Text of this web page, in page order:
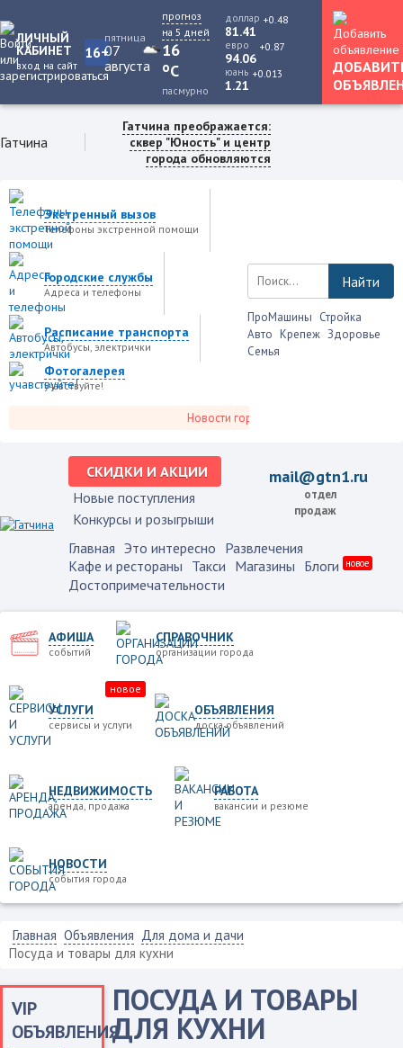
ЛИЧНЫЙ
КАБИНЕТ
вход на сайт
16+
пятница
07
августа
прогноз
на 5 дней
16
oC
пасмурно
доллар
81.41
+0.48
евро
94.06
+0.87
юань
1.21
+0.013
Гатчина
Гатчина преображается:
сквер "Юность" и центр
города обновляются
Экстренный вызов
Телефоны экстренной помощи
Городские службы
Адреса и телефоны
Расписание транспорта
Автобусы, электрички
Фотогалерея
учавствуйте!
Новости города, справочник, каталог
Найти
ПроМашины Стройка
Авто Крепеж Здоровье
Семья
СКИДКИ И АКЦИИ
Новые поступления
Конкурсы и розыгрыши
mail@gtn1.ru
отдел
продаж
Главная Это интересно Развлечения
Кафе и рестораны Такси Магазины Блоги новое
Достопримечательности
АФИША
событий
СПРАВОЧНИК
организации города
УСЛУГИ
сервисы и услуги
новое
ОБЪЯВЛЕНИЯ
доска объявлений
НЕДВИЖИМОСТЬ
аренда, продажа
РАБОТА
вакансии и резюме
НОВОСТИ
события города
Главная Объявления Для дома и дачи
Посуда и товары для кухни
VIP
ОБЪЯВЛЕНИЯ
ПОСУДА И ТОВАРЫ
ДЛЯ КУХНИ